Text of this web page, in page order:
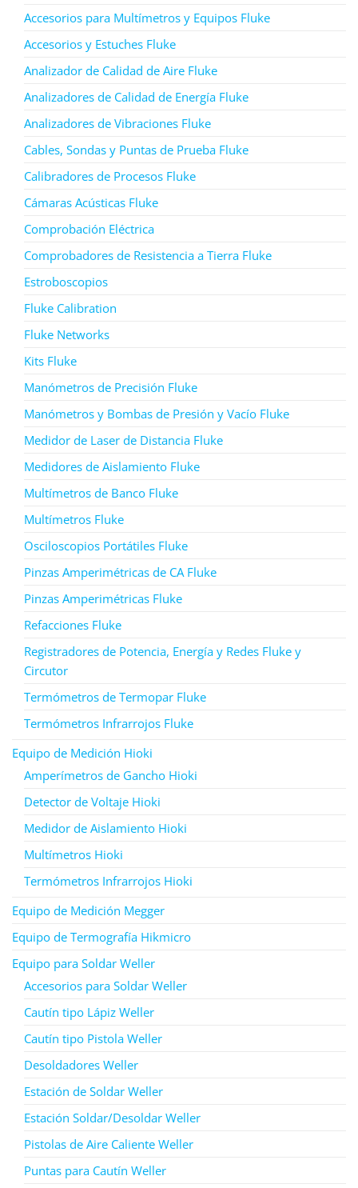
Accesorios para Multímetros y Equipos Fluke
Accesorios y Estuches Fluke
Analizador de Calidad de Aire Fluke
Analizadores de Calidad de Energía Fluke
Analizadores de Vibraciones Fluke
Cables, Sondas y Puntas de Prueba Fluke
Calibradores de Procesos Fluke
Cámaras Acústicas Fluke
Comprobación Eléctrica
Comprobadores de Resistencia a Tierra Fluke
Estroboscopios
Fluke Calibration
Fluke Networks
Kits Fluke
Manómetros de Precisión Fluke
Manómetros y Bombas de Presión y Vacío Fluke
Medidor de Laser de Distancia Fluke
Medidores de Aislamiento Fluke
Multímetros de Banco Fluke
Multímetros Fluke
Osciloscopios Portátiles Fluke
Pinzas Amperimétricas de CA Fluke
Pinzas Amperimétricas Fluke
Refacciones Fluke
Registradores de Potencia, Energía y Redes Fluke y
Circutor
Termómetros de Termopar Fluke
Termómetros Infrarrojos Fluke
Equipo de Medición Hioki
Amperímetros de Gancho Hioki
Detector de Voltaje Hioki
Medidor de Aislamiento Hioki
Multímetros Hioki
Termómetros Infrarrojos Hioki
Equipo de Medición Megger
Equipo de Termografía Hikmicro
Equipo para Soldar Weller
Accesorios para Soldar Weller
Cautín tipo Lápiz Weller
Cautín tipo Pistola Weller
Desoldadores Weller
Estación de Soldar Weller
Estación Soldar/Desoldar Weller
Pistolas de Aire Caliente Weller
Puntas para Cautín Weller